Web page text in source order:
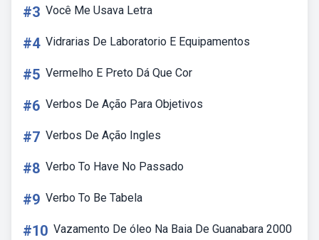
#3 Você Me Usava Letra
#4 Vidrarias De Laboratorio E Equipamentos
#5 Vermelho E Preto Dá Que Cor
#6 Verbos De Ação Para Objetivos
#7 Verbos De Ação Ingles
#8 Verbo To Have No Passado
#9 Verbo To Be Tabela
#10 Vazamento De óleo Na Baia De Guanabara 2000